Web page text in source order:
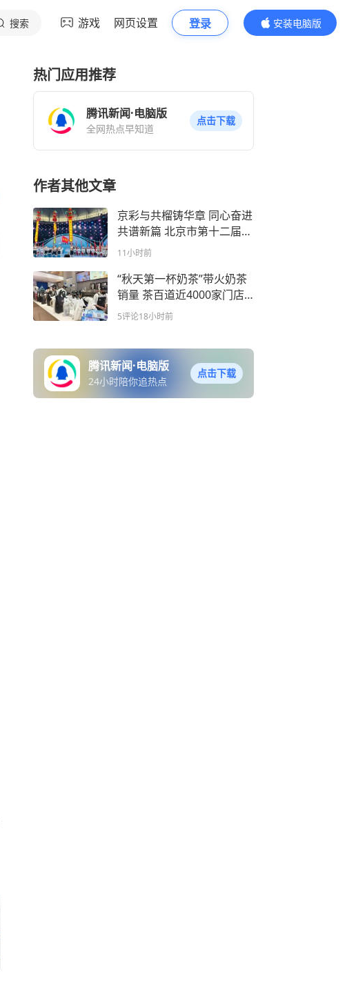
搜索 游戏 网页设置 登录
安装电脑版
内容更精彩
热门应用推荐
腾讯新闻·电脑版
全网热点早知道
点击下载
作者其他文章
京彩与共榴铸华章 同心奋进
共谱新篇 北京市第十二届民
族传统体育运动会隆重开幕
11小时前
“秋天第一杯奶茶”带火奶茶
销量 茶百道近4000家门店
销量涨超300%
5评论18小时前
腾讯新闻·电脑版
24小时陪你追热点
点击下载